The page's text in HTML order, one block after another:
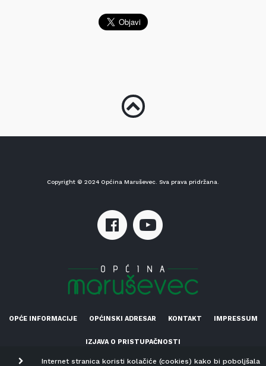
Copyright © 2024 Općina Maruševec. Sva prava pridržana.
OPĆE INFORMACIJE OPĆINSKI ADRESAR KONTAKT IMPRESSUM
IZJAVA O PRISTUPAČNOSTI
Internet stranica koristi kolačiće (cookies) kako bi poboljšala